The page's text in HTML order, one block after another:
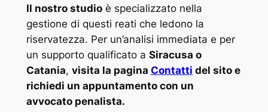
Il nostro studioè specializzato nella
gestione di questi reati che ledono la
riservatezza. Per un’analisi immediata e per
un supporto qualificato a Siracusa o
Catania, visita la pagina Contatti del sito e
richiedi un appuntamento con un
avvocato penalista.